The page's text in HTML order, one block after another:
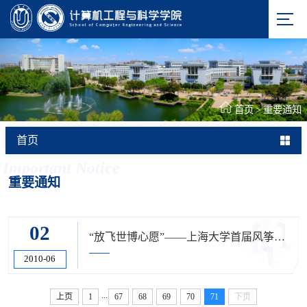
首页>重要通知
首页
重要通知
02
2010-06
“放飞世博心愿”――上海大学首届风筝艺术大赛成功举办
上页 1 ... 67 68 69 70 71 下页